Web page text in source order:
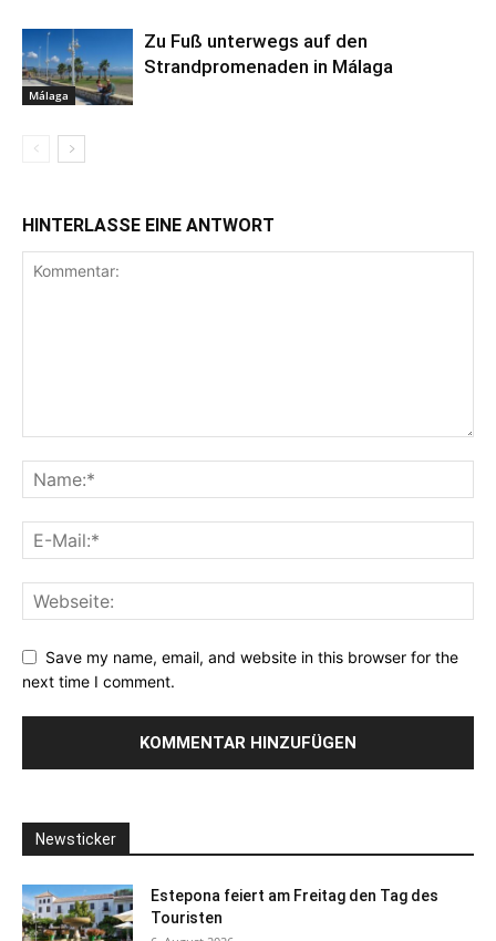
Málaga
Zu Fuß unterwegs auf den
Strandpromenaden in Málaga
HINTERLASSE EINE ANTWORT
Save my name, email, and website in this browser for the
next time I comment.
Newsticker
Estepona feiert am Freitag den Tag des
Touristen